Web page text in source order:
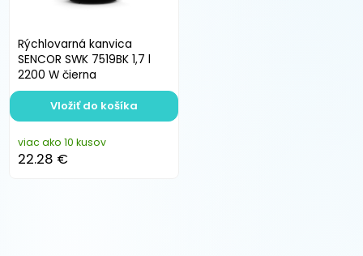
Rýchlovarná kanvica
SENCOR SWK 7519BK 1,7 l
2200 W čierna
viac ako 10 kusov
22.28 €
Vložiť do košíka